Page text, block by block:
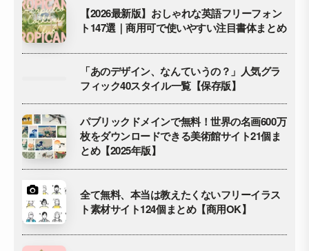
【2026最新版】おしゃれな英語フリーフォン
ト147選｜商用可で使いやすい注目書体まとめ
「あのデザイン、なんていうの？」人気グラ
フィック40スタイル一覧【保存版】
パブリックドメインで無料！世界の名画600万
枚をダウンロードできる美術館サイト21個ま
とめ【2025年版】
全て無料、本当は教えたくないフリーイラス
ト素材サイト124個まとめ【商用OK】